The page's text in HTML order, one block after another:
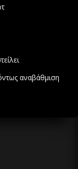
αναβάθμιση